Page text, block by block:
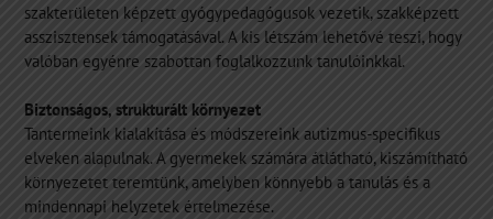
szakterületen képzett gyógypedagógusok vezetik, szakképzett
asszisztensek támogatásával. A kis létszám lehetővé teszi, hogy
valóban egyénre szabottan foglalkozzunk tanulóinkkal.
Biztonságos, strukturált környezet
Tantermeink kialakítása és módszereink autizmus-specifikus
elveken alapulnak. A gyermekek számára átlátható, kiszámítható
környezetet teremtünk, amelyben könnyebb a tanulás és a
mindennapi helyzetek értelmezése.